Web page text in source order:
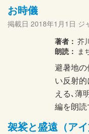
お時儀
掲載日 2018年1月1日 ジ
著者： 芥
朗読： ま
避暑地
い反射
える､薄
編を朗読
袈裟と盛遠（ア